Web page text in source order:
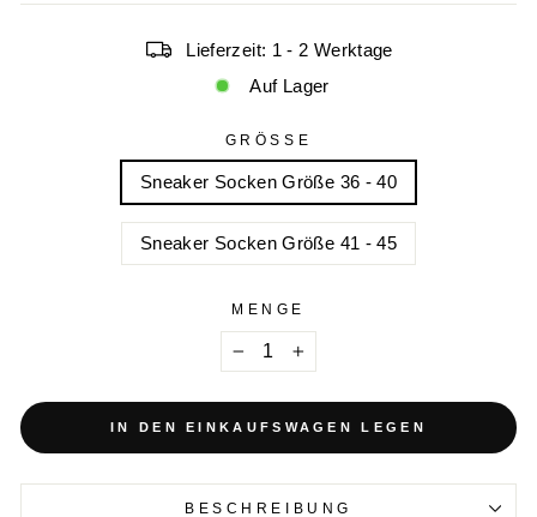
Lieferzeit: 1 - 2 Werktage
Auf Lager
GRÖSSE
Sneaker Socken Größe 36 - 40
Sneaker Socken Größe 41 - 45
MENGE
IN DEN EINKAUFSWAGEN LEGEN
BESCHREIBUNG